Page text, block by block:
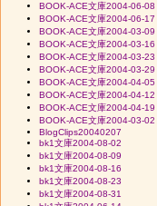
BOOK-ACE文庫2004-06-08
BOOK-ACE文庫2004-06-17
BOOK-ACE文庫2004-03-09
BOOK-ACE文庫2004-03-16
BOOK-ACE文庫2004-03-23
BOOK-ACE文庫2004-03-29
BOOK-ACE文庫2004-04-05
BOOK-ACE文庫2004-04-12
BOOK-ACE文庫2004-04-19
BOOK-ACE文庫2004-03-02
BlogClips20040207
bk1文庫2004-08-02
bk1文庫2004-08-09
bk1文庫2004-08-16
bk1文庫2004-08-23
bk1文庫2004-08-31